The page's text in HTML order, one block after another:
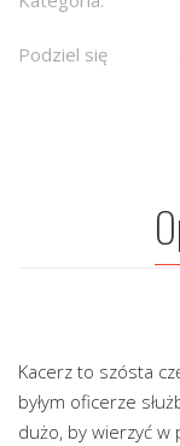
Podziel się
Kacerz to szósta
byłym oficerze
dużo, by wierzyć w